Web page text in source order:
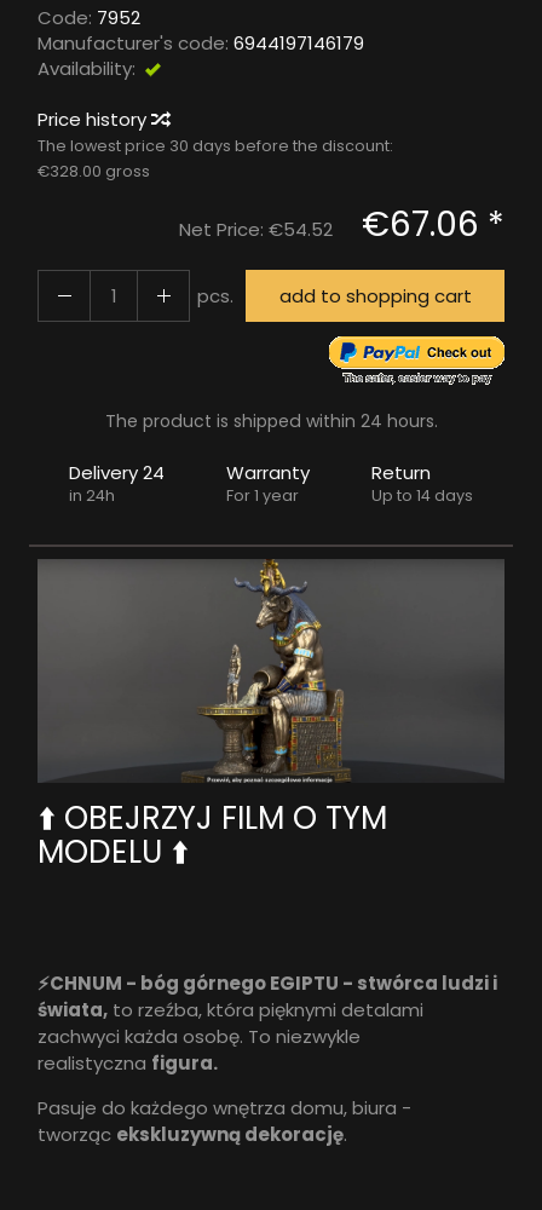
Code: 7952
Manufacturer's code: 6944197146179
Availability:
Price history
The lowest price 30 days before the discount:
€328.00 gross
Net Price: €54.52 €67.06 *
pcs. add to shopping cart
The product is shipped within 24 hours.
Delivery 24
in 24h
Warranty
For 1 year
Return
Up to 14 days
⬆️ OBEJRZYJ FILM O TYM
MODELU ⬆️
⚡CHNUM - bóg górnego EGIPTU - stwórca ludzi i
świata, to rzeźba, która pięknymi detalami
zachwyci każda osobę. To niezwykle
realistyczna figura.
Pasuje do każdego wnętrza domu, biura -
tworząc ekskluzywną dekorację.